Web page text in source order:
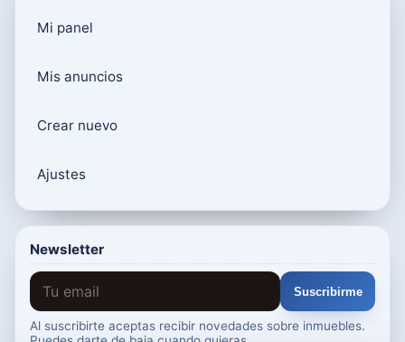
Mi panel
Mis anuncios
Crear nuevo
Ajustes
Newsletter
Suscribirme
Al suscribirte aceptas recibir novedades sobre inmuebles.